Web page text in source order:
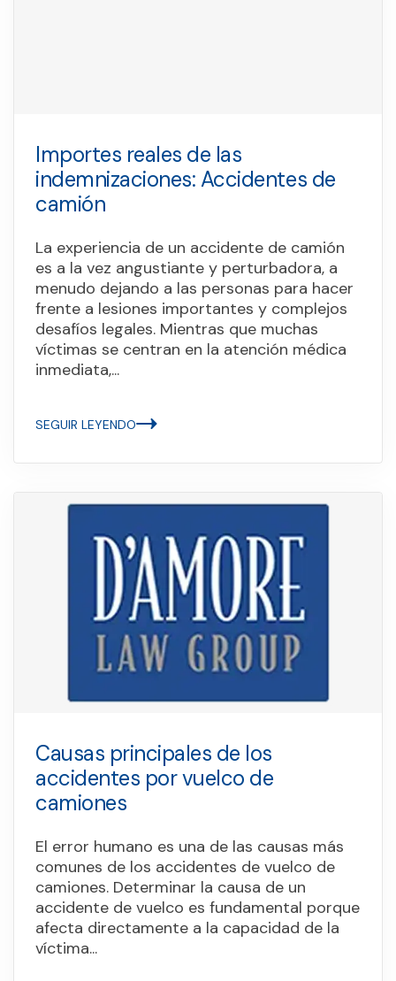
Importes reales de las
indemnizaciones: Accidentes de
camión
La experiencia de un accidente de camión
es a la vez angustiante y perturbadora, a
menudo dejando a las personas para hacer
frente a lesiones importantes y complejos
desafíos legales. Mientras que muchas
víctimas se centran en la atención médica
inmediata,...
SEGUIR LEYENDO
Causas principales de los
accidentes por vuelco de
camiones
El error humano es una de las causas más
comunes de los accidentes de vuelco de
camiones. Determinar la causa de un
accidente de vuelco es fundamental porque
afecta directamente a la capacidad de la
víctima...